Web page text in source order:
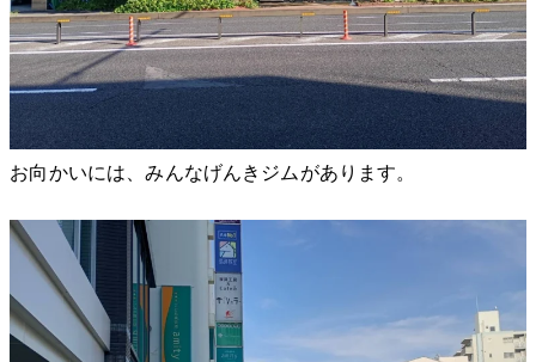
お向かいには、みんなげんきジムがあります。